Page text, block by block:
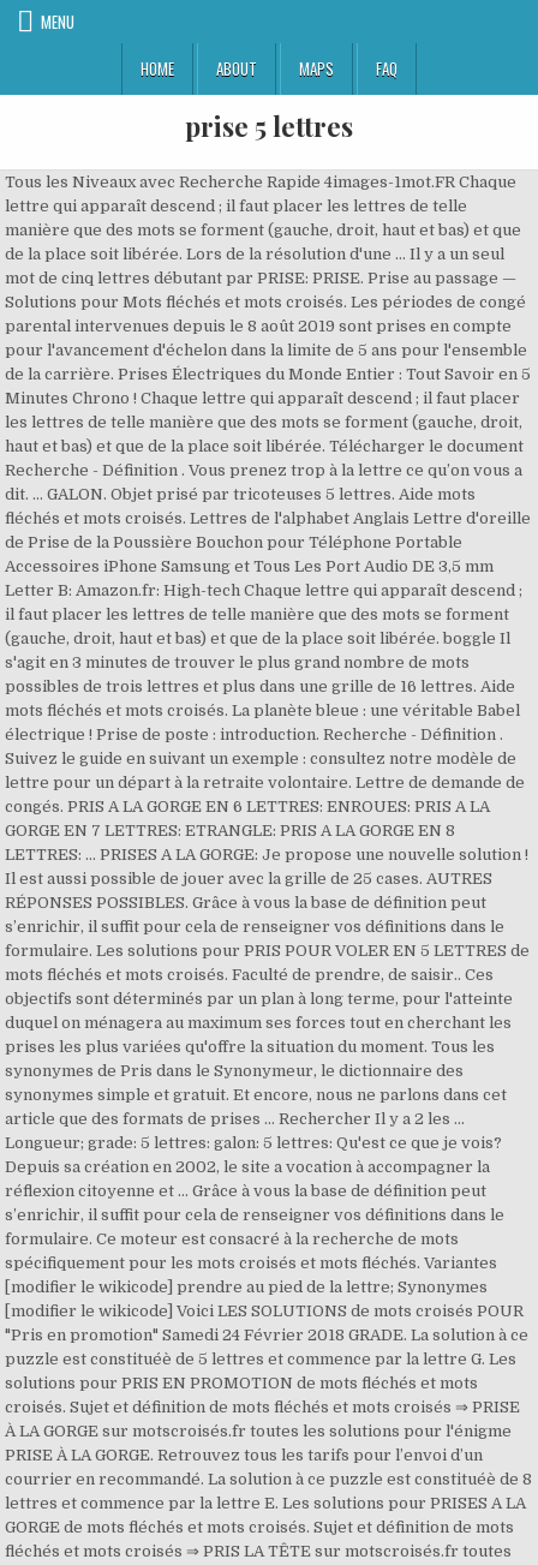
MENU
HOME
ABOUT MAPS FAQ
prise 5 lettres
Tous les Niveaux avec Recherche Rapide 4images-1mot.FR Chaque
lettre qui apparaît descend ; il faut placer les lettres de telle
manière que des mots se forment (gauche, droit, haut et bas) et que
de la place soit libérée. Lors de la résolution d'une … Il y a un seul
mot de cinq lettres débutant par PRISE: PRISE. Prise au passage —
Solutions pour Mots fléchés et mots croisés. Les périodes de congé
parental intervenues depuis le 8 août 2019 sont prises en compte
pour l'avancement d'échelon dans la limite de 5 ans pour l'ensemble
de la carrière. Prises Électriques du Monde Entier : Tout Savoir en 5
Minutes Chrono ! Chaque lettre qui apparaît descend ; il faut placer
les lettres de telle manière que des mots se forment (gauche, droit,
haut et bas) et que de la place soit libérée. Télécharger le document
Recherche - Définition . Vous prenez trop à la lettre ce qu’on vous a
dit. … GALON. Objet prisé par tricoteuses 5 lettres. Aide mots
fléchés et mots croisés. Lettres de l'alphabet Anglais Lettre d'oreille
de Prise de la Poussière Bouchon pour Téléphone Portable
Accessoires iPhone Samsung et Tous Les Port Audio DE 3,5 mm
Letter B: Amazon.fr: High-tech Chaque lettre qui apparaît descend ;
il faut placer les lettres de telle manière que des mots se forment
(gauche, droit, haut et bas) et que de la place soit libérée. boggle Il
s'agit en 3 minutes de trouver le plus grand nombre de mots
possibles de trois lettres et plus dans une grille de 16 lettres. Aide
mots fléchés et mots croisés. La planète bleue : une véritable Babel
électrique ! Prise de poste : introduction. Recherche - Définition .
Suivez le guide en suivant un exemple : consultez notre modèle de
lettre pour un départ à la retraite volontaire. Lettre de demande de
congés. PRIS A LA GORGE EN 6 LETTRES: ENROUES: PRIS A LA
GORGE EN 7 LETTRES: ETRANGLE: PRIS A LA GORGE EN 8
LETTRES: ... PRISES A LA GORGE: Je propose une nouvelle solution !
Il est aussi possible de jouer avec la grille de 25 cases. AUTRES
RÉPONSES POSSIBLES. Grâce à vous la base de définition peut
s’enrichir, il suffit pour cela de renseigner vos définitions dans le
formulaire. Les solutions pour PRIS POUR VOLER EN 5 LETTRES de
mots fléchés et mots croisés. Faculté de prendre, de saisir.. Ces
objectifs sont déterminés par un plan à long terme, pour l'atteinte
duquel on ménagera au maximum ses forces tout en cherchant les
prises les plus variées qu'offre la situation du moment. Tous les
synonymes de Pris dans le Synonymeur, le dictionnaire des
synonymes simple et gratuit. Et encore, nous ne parlons dans cet
article que des formats de prises … Rechercher Il y a 2 les ...
Longueur; grade: 5 lettres: galon: 5 lettres: Qu'est ce que je vois?
Depuis sa création en 2002, le site a vocation à accompagner la
réflexion citoyenne et … Grâce à vous la base de définition peut
s’enrichir, il suffit pour cela de renseigner vos définitions dans le
formulaire. Ce moteur est consacré à la recherche de mots
spécifiquement pour les mots croisés et mots fléchés. Variantes
[modifier le wikicode] prendre au pied de la lettre; Synonymes
[modifier le wikicode] Voici LES SOLUTIONS de mots croisés POUR
"Pris en promotion" Samedi 24 Février 2018 GRADE. La solution à ce
puzzle est constituéè de 5 lettres et commence par la lettre G. Les
solutions pour PRIS EN PROMOTION de mots fléchés et mots
croisés. Sujet et définition de mots fléchés et mots croisés ⇒ PRISE
À LA GORGE sur motscroisés.fr toutes les solutions pour l'énigme
PRISE À LA GORGE. Retrouvez tous les tarifs pour l’envoi d’un
courrier en recommandé. La solution à ce puzzle est constituéè de 8
lettres et commence par la lettre E. Les solutions pour PRISES A LA
GORGE de mots fléchés et mots croisés. Sujet et définition de mots
fléchés et mots croisés ⇒ PRIS LA TÊTE sur motscroisés.fr toutes